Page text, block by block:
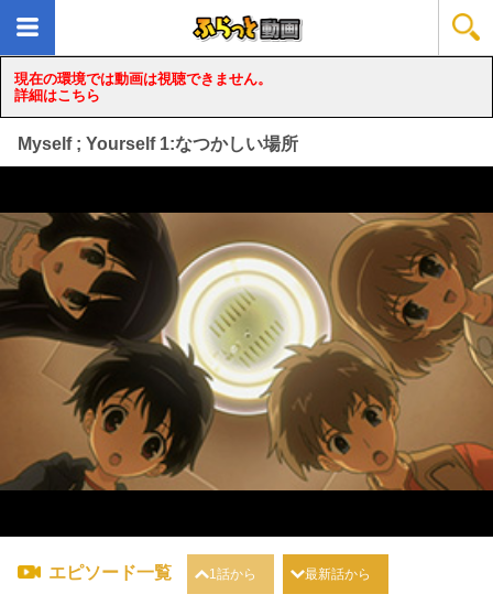
現在の環境では動画は視聴できません。
詳細はこちら
Myself ; Yourself 1:なつかしい場所
loading...
エピソード一覧 1話から 最新話から